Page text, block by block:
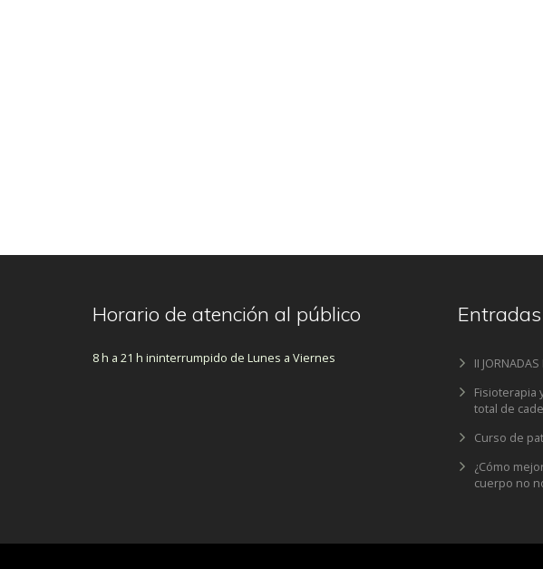
Horario de atención al público
8 h a 21 h ininterrumpido de Lunes a Viernes
II
Fisioterapia
total de
Curso de
¿Cómo
cuerpo no